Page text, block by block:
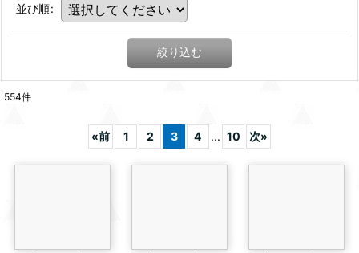
並び順:
絞り込む
554件
«前 1 2 3 4 ... 10 次»